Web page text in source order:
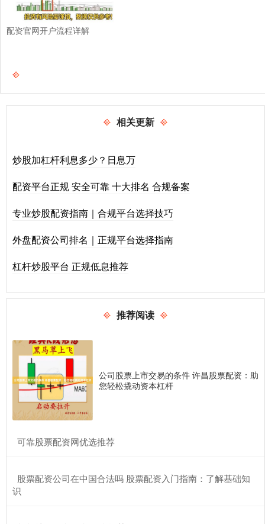
配资官网开户流程详解
相关更新
炒股加杠杆利息多少？日息万
配资平台正规 安全可靠 十大排名 合规备案
专业炒股配资指南｜合规平台选择技巧
外盘配资公司排名｜正规平台选择指南
杠杆炒股平台 正规低息推荐
推荐阅读
公司股票上市交易的条件 许昌股票配资：助
您轻松撬动资本杠杆
​可靠股票配资网优选推荐
​股票配资公司在中国合法吗 股票配资入门指南：了解基础知
识